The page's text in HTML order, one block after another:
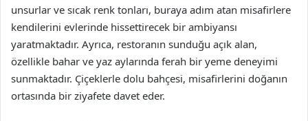
unsurlar ve sıcak renk tonları, buraya adım atan misafirlere
kendilerini evlerinde hissettirecek bir ambiyansı
yaratmaktadır. Ayrıca, restoranın sunduğu açık alan,
özellikle bahar ve yaz aylarında ferah bir yeme deneyimi
sunmaktadır. Çiçeklerle dolu bahçesi, misafirlerini doğanın
ortasında bir ziyafete davet eder.